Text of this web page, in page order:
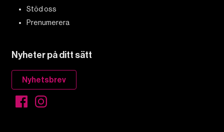
Stöd oss
Prenumerera
Nyheter på ditt sätt
Nyhetsbrev